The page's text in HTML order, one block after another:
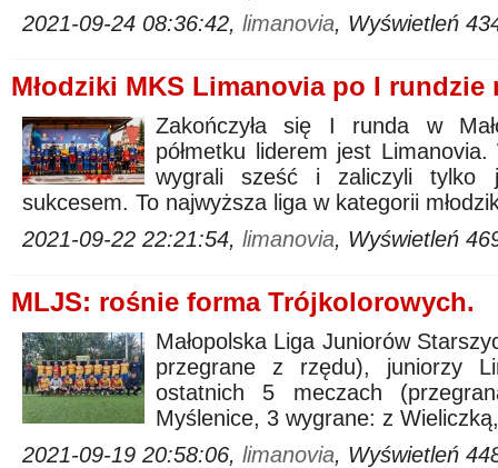
2021-09-24 08:36:42, limanovia, Wyświetleń
Młodziki MKS Limanovia po I
Zakończyła się I runda w
półmetku liderem jest
wygrali sześć i zaliczyli tylko
sukcesem. To najwyższa liga w kategorii
2021-09-22 22:21:54, limanovia, Wyświetleń
MLJS: rośnie forma Trójkolorowych.
Małopolska Liga Juniorów
przegrane z rzędu), juniorzy
ostatnich 5 meczach
Myślenice, 3 wygrane: z
2021-09-19 20:58:06, limanovia, Wyświetleń